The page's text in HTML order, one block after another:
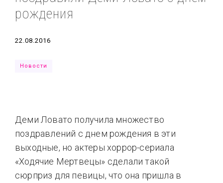
Типсы Тренды
рождения
Дата
22.08.2016
Новости
Деми Ловато получила множество
поздравлений с днем рождения в эти
выходные, но актеры хоррор-сериала
«Ходячие Мертвецы» сделали такой
сюрприз для певицы, что она пришла в